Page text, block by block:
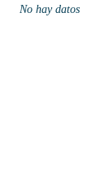
No hay datos